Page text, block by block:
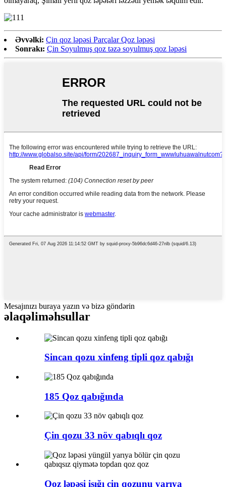
Əvvəlki: Çin qoz ləpəsi Parçalar Qoz ləpəsi
Sonrakı: Çin Soyulmuş qoz təzə soyulmuş qoz ləpəsi
Mesajınızı buraya yazın və bizə göndərin
əlaqəliməhsullar
Sincan qozu xinfeng tipli qoz qabığı
185 Qoz qabığında
Çin qozu 33 növ qabıqlı qoz
Qoz ləpəsi işığı çin qozunu yarıya